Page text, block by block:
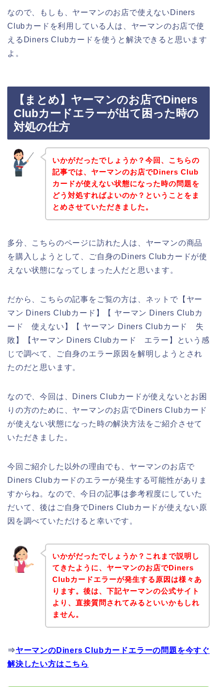
なので、もしも、ヤーマンのお店で使えないDiners
Clubカードを利用している人は、ヤーマンのお店で使
えるDiners Clubカードを使うと解決できると思います
よ。
【まとめ】ヤーマンのお店でDiners
Clubカードエラーが出て困った時の
対処の仕方
いかがだったでしょうか？今回、こちらの
記事では、ヤーマンのお店でDiners Club
カードが使えない状態になった時の問題を
どう対処すればよいのか？ということをま
とめさせていただきました。
多分、こちらのページに訪れた人は、ヤーマンの商品
を購入しようとして、ご自身のDiners Clubカードが使
えない状態になってしまった人だと思います。
だから、こちらの記事をご覧の方は、ネットで【ヤー
マン Diners Clubカード】【 ヤーマン Diners Clubカ
ード 使えない】【 ヤーマン Diners Clubカード 失
敗】【ヤーマン Diners Clubカード エラー】という感
じで調べて、ご自身のエラー原因を解明しようとされ
たのだと思います。
なので、今回は、Diners Clubカードが使えないとお困
りの方のために、ヤーマンのお店でDiners Clubカード
が使えない状態になった時の解決方法をご紹介させて
いただきました。
今回ご紹介した以外の理由でも、ヤーマンのお店で
Diners Clubカードのエラーが発生する可能性がありま
すからね。なので、今日の記事は参考程度にしていた
だいて、後はご自身でDiners Clubカードが使えない原
因を調べていただけると幸いです。
いかがだったでしょうか？これまで説明し
てきたように、ヤーマンのお店でDiners
Clubカードエラーが発生する原因は様々あ
ります。後は、下記ヤーマンの公式サイト
より、直接質問されてみるといいかもしれ
ません。
⇒ヤーマンのDiners Clubカードエラーの問題を今すぐ
解決したい方はこちら